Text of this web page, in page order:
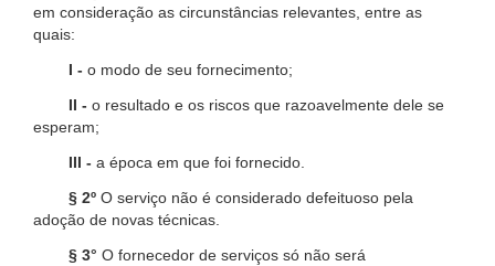
em consideração as circunstâncias relevantes, entre as
quais:
I - o modo de seu fornecimento;
II - o resultado e os riscos que razoavelmente dele se
esperam;
III - a época em que foi fornecido.
§ 2º O serviço não é considerado defeituoso pela
adoção de novas técnicas.
§ 3° O fornecedor de serviços só não será